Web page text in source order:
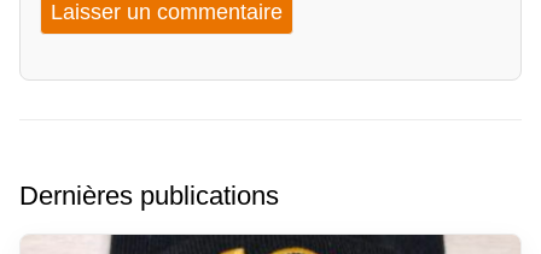
Dernières publications